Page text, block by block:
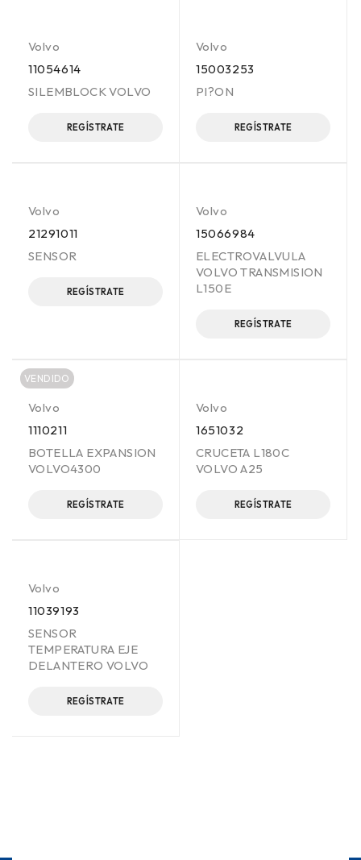
Volvo
11054614
SILEMBLOCK VOLVO
REGÍSTRATE
Volvo
15003253
PI?ON
REGÍSTRATE
Volvo
21291011
SENSOR
REGÍSTRATE
Volvo
15066984
ELECTROVALVULA
VOLVO TRANSMISION
L150E
REGÍSTRATE
VENDIDO
Volvo
1110211
BOTELLA EXPANSION
VOLVO4300
REGÍSTRATE
Volvo
1651032
CRUCETA L180C
VOLVO A25
REGÍSTRATE
Volvo
11039193
SENSOR
TEMPERATURA EJE
DELANTERO VOLVO
REGÍSTRATE